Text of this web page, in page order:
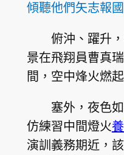
傾聽他們矢志報
俯沖、躍升
景在飛翔員曹真
間，空中烽火燃
塞外，夜色
仿練習中間燈火
演訓義務期近，